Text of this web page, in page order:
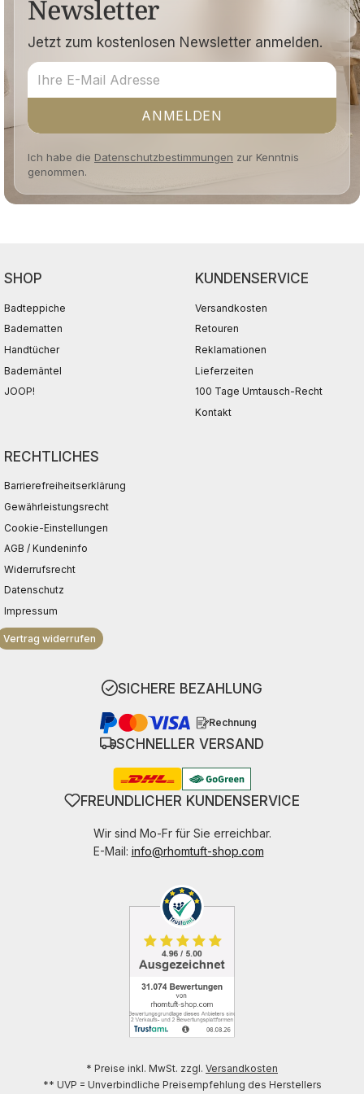
Newsletter
Jetzt zum kostenlosen Newsletter anmelden.
ANMELDEN
Ich habe die Datenschutzbestimmungen zur Kenntnis
genommen.
SHOP
Badteppiche
Badematten
Handtücher
Bademäntel
JOOP!
KUNDENSERVICE
Versandkosten
Retouren
Reklamationen
Lieferzeiten
100 Tage Umtausch-Recht
Kontakt
RECHTLICHES
Barrierefreiheitserklärung
Gewährleistungsrecht
Cookie-Einstellungen
AGB / Kundeninfo
Widerrufsrecht
Datenschutz
Impressum
Vertrag widerrufen
SICHERE BEZAHLUNG
Rechnung
SCHNELLER VERSAND
FREUNDLICHER KUNDENSERVICE
Wir sind Mo-Fr für Sie erreichbar.
E-Mail: info@rhomtuft-shop.com
* Preise inkl. MwSt. zzgl. Versandkosten
** UVP = Unverbindliche Preisempfehlung des Herstellers